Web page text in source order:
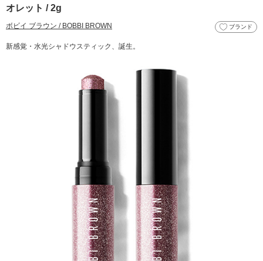
オレット / 2g
ボビイ ブラウン / BOBBI BROWN ブランド
新感覚・水光シャドウスティック、誕生。